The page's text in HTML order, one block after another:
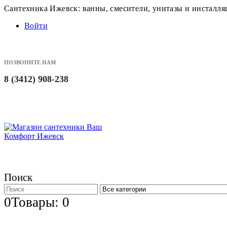
Сантехника Ижевск: ванны, смесители, унитазы и
Войти
ПОЗВОНИТЕ НАМ
8 (3412) 908-238
Поиск
0Товары: 0